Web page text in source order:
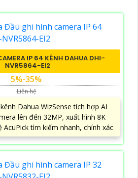
IP 64 KÊNH DAHUA DHI-
NVR5864-EI2
5%-35%
Liên hệ
Dahua WizSense tích hợp AI
lên đến 32MP, xuất hình 8K
AcuPick tìm kiếm nhanh, chính xác